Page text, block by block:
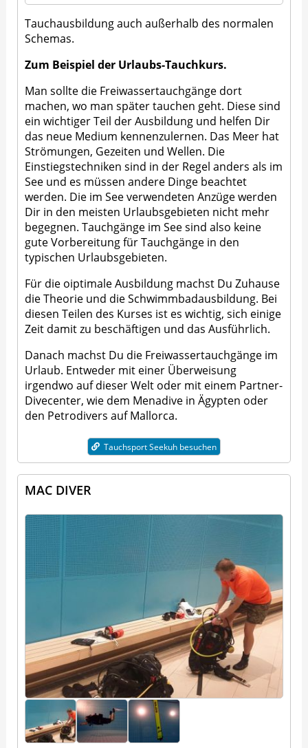
Tauchausbildung auch außerhalb des normalen
Schemas.
Zum Beispiel der Urlaubs-Tauchkurs.
Man sollte die Freiwassertauchgänge dort
machen, wo man später tauchen geht. Diese sind
ein wichtiger Teil der Ausbildung und helfen Dir
das neue Medium kennenzulernen. Das Meer hat
Strömungen, Gezeiten und Wellen. Die
Einstiegstechniken sind in der Regel anders als im
See und es müssen andere Dinge beachtet
werden. Die im See verwendeten Anzüge werden
Dir in den meisten Urlaubsgebieten nicht mehr
begegnen. Tauchgänge im See sind also keine
gute Vorbereitung für Tauchgänge in den
typischen Urlaubsgebieten.
Für die oiptimale Ausbildung machst Du Zuhause
die Theorie und die Schwimmbadausbildung. Bei
diesen Teilen des Kurses ist es wichtig, sich einige
Zeit damit zu beschäftigen und das Ausführlich.
Danach machst Du die Freiwassertauchgänge im
Urlaub. Entweder mit einer Überweisung
irgendwo auf dieser Welt oder mit einem Partner-
Divecenter, wie dem Menadive in Ägypten oder
den Petrodivers auf Mallorca.
Tauchsport Seekuh besuchen
MAC DIVER